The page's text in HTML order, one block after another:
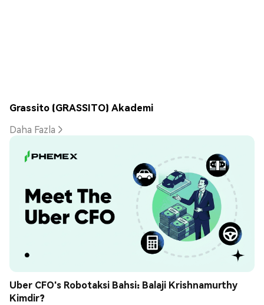
Grassito (GRASSITO) Akademi
Daha Fazla
Uber CFO's Robotaksi Bahsi: Balaji Krishnamurthy
Kimdir?